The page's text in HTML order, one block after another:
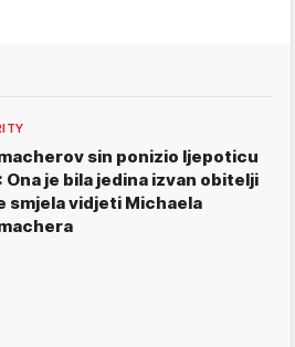
sin ponizio ljepoticu
Ona je bila jedina izvan obitelji
smjela vidjeti Michaela